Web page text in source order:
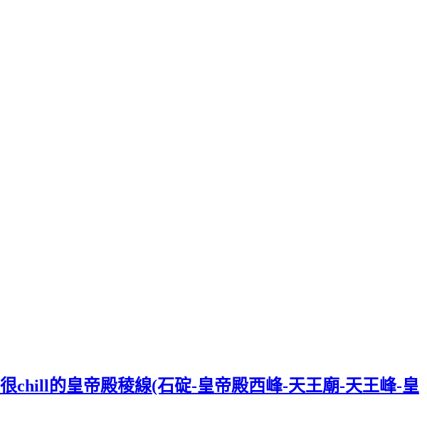
chill的皇帝殿稜線(石碇-皇帝殿西峰-天王廟-天王峰-皇